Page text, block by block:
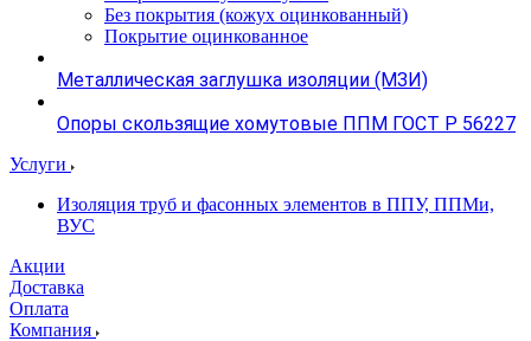
Без покрытия (кожух оцинкованный)
Покрытие оцинкованное
Металлическая заглушка изоляции (МЗИ)
Опоры скользящие хомутовые ППМ ГОСТ Р 56227
Услуги
Изоляция труб и фасонных элементов в ППУ, ППМи,
ВУС
Акции
Доставка
Оплата
Компания